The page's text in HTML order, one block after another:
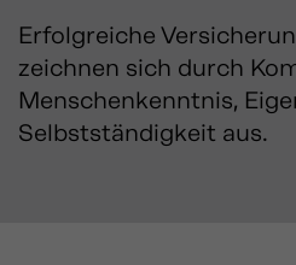
Erfolgreiche
zeichnen sich durch
Menschenkenntnis,
Selbstständigkeit aus.